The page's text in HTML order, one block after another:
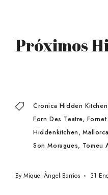
Próximos
Cronica Hidden Kitchen
Forn Des Teatre
Hiddenkitchen Mallorca
Son Moragues
Tomeu
By Miquel Àngel Barrios 31